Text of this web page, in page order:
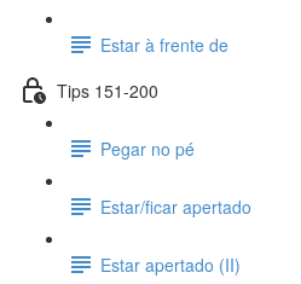
Estar à frente de
Tips 151-200
Pegar no pé
Estar/ficar apertado
Estar apertado (II)